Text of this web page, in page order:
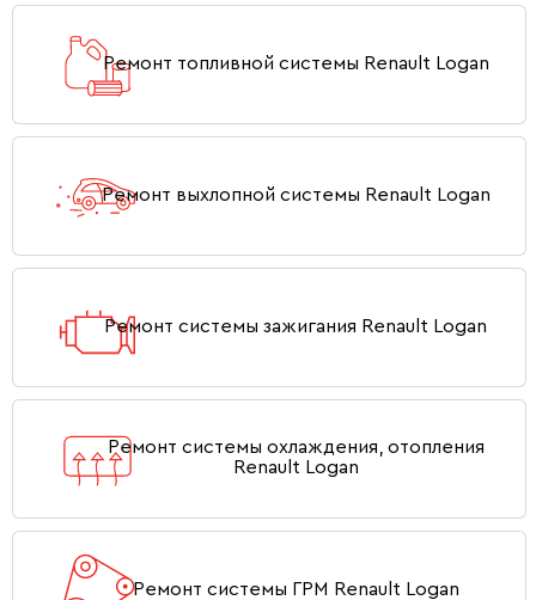
Ремонт топливной системы Renault Logan
Ремонт выхлопной системы Renault Logan
Ремонт системы зажигания Renault Logan
Ремонт системы охлаждения, отопления
Renault Logan
Ремонт системы ГРМ Renault Logan